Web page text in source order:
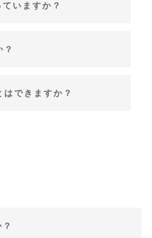
いますか？
できますか？